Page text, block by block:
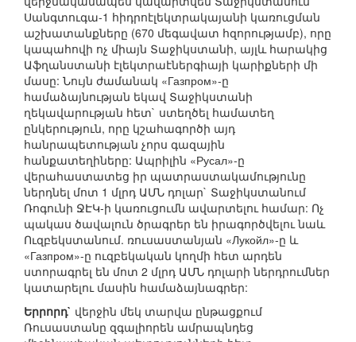
Սանգտուգա-1 հիդրոէլեկտրակայանի կառուցման
աշխատանքները (670 մեգավատ հզորությամբ), որը
կապահովի ոչ միայն Տաջիկստանի, այլև հարակից
Աֆղանստանի էլեկտրաէներգիայի կարիքների մի
մասը: Նույն ժամանակ «Газпром»-ը
համաձայնության եկավ Տաջիկստանի
ղեկավարության հետ` ստեղծել համատեղ
ընկերություն, որը կշահագործի այդ
հանրապետության չորս գազային
հանքատեղիները: Ապրիլին «Русал»-ը
վերահաստատեց իր պատրաստակամությունը
ներդնել մոտ 1 մլրդ ԱՄՆ դոլար` Տաջիկստանում
Ռոգունի ՋԷԿ-ի կառուցումն ավարտելու համար: Ոչ
պակաս ծավալուն ծրագրեր են իրագործվելու նաև
Ուզբեկստանում. ռուսաստանյան «Лукойл»-ը և
«Газпром»-ը ուզբեկական կողմի հետ արդեն
ստորագրել են մոտ 2 մլրդ ԱՄՆ դոլարի ներդրումներ
կատարելու մասին համաձայնագրեր:
Երրորդ` վերջին մեկ տարվա ընթացքում
Ռուսաստանը զգալիորեն ամրապնդեց